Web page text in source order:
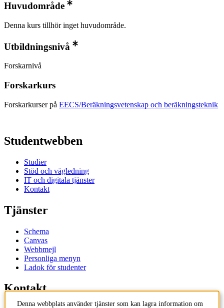
Huvudområde
Denna kurs tillhör inget huvudområde.
Utbildningsnivå
Forskarnivå
Forskarkurs
Forskarkurser på EECS/Beräkningsvetenskap och beräkningsteknik
Studentwebben
Studier
Stöd och vägledning
IT och digitala tjänster
Kontakt
Tjänster
Schema
Canvas
Webbmejl
Personliga menyn
Ladok för studenter
Kontakt
Denna webbplats använder tjänster som kan lagra information om